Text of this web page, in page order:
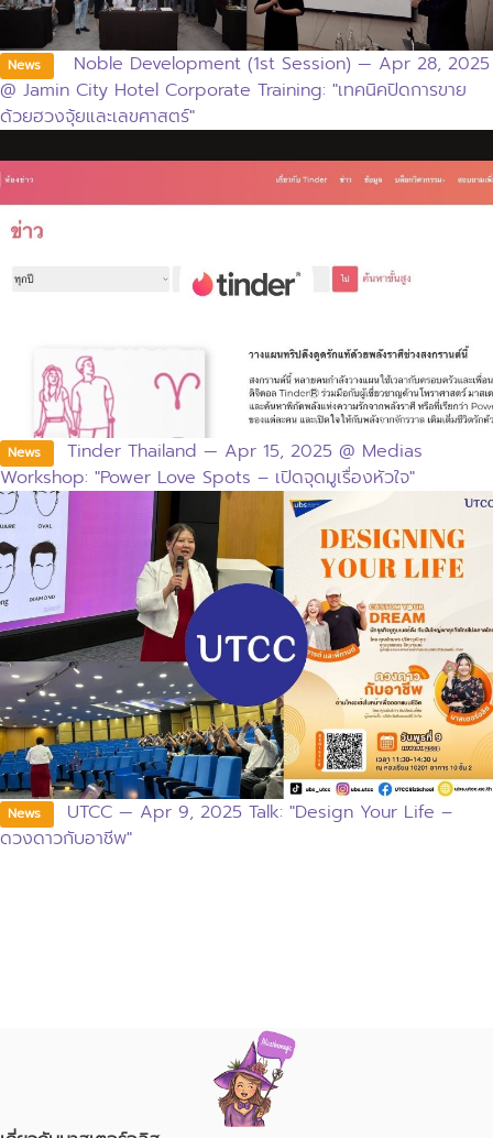
News
Noble Development (1st Session) — Apr 28, 2025
@ Jamin City Hotel Corporate Training: "เทคนิคปิดการขาย
ด้วยฮวงจุ้ยและเลขศาสตร์"
News
Tinder Thailand — Apr 15, 2025 @ Medias
Workshop: "Power Love Spots – เปิดจุดมูเรื่องหัวใจ"
News
UTCC — Apr 9, 2025 Talk: "Design Your Life –
ดวงดาวกับอาชีพ"